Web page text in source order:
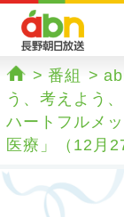
ホーム
番組
う、考えよう
ハートフルメ
医療」（12月